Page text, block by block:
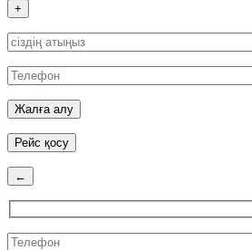
+
Рейс қосу
←